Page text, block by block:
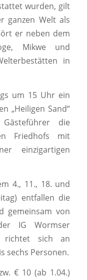
wurden, gilt
ganzen Welt als
er neben dem
Mikwe und
in
um 15 Uhr ein
„Heiligen Sand“
die
Friedhofs mit
einzigartigen
4., 11., 18. und
entfallen die
gemeinsam von
IG Wormser
richtet sich an
sechs Personen.
€ 10 (ab 1.04.)